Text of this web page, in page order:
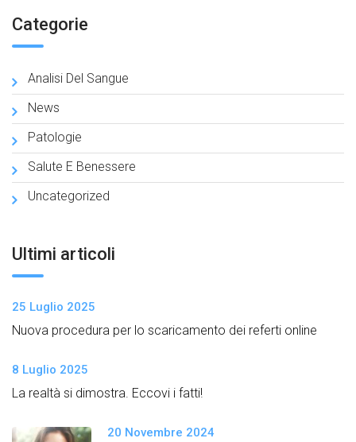
Categorie
Analisi Del Sangue
News
Patologie
Salute E Benessere
Uncategorized
Ultimi articoli
25 Luglio 2025
Nuova procedura per lo scaricamento dei referti online
8 Luglio 2025
La realtà si dimostra. Eccovi i fatti!
20 Novembre 2024